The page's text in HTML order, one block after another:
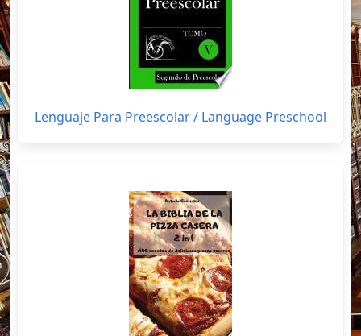
Lenguaje Para Preescolar / Language Preschool